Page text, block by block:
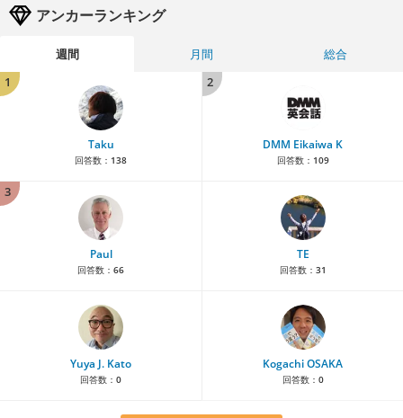
アンカーランキング
週間 月間
総合
1
Taku
回答数： 138
2
DMM Eikaiwa K
回答数： 109
3
Paul
回答数： 66
TE
回答数： 31
Yuya J. Kato
回答数： 0
Kogachi OSAKA
回答数： 0